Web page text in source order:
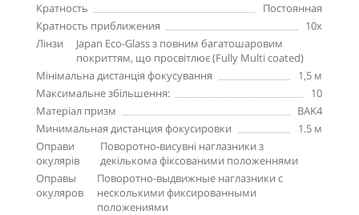
Кратность
Постоянная
Кратность приближения
10х
Лінзи
Japan Eco-Glass з повним багатошаровим
покриттям, що просвітлює (Fully Multi coated)
Мінімальна дистанція фокусування
1,5 м
Максимальне збільшення:
10
Матеріал призм
BAK4
Минимальная дистанция фокусировки
1.5 м
Оправи
окулярів
Поворотно-висувні наглазники з
декількома фіксованими положеннями
Оправы
окуляров
Поворотно-выдвижные наглазники с
несколькими фиксированными
положениями